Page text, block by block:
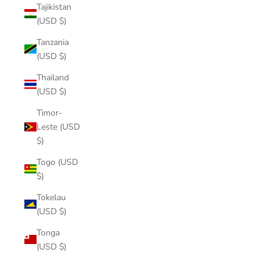
Tajikistan
(USD $)
Tanzania
(USD $)
Thailand
(USD $)
Timor-
Leste (USD
$)
Togo (USD
$)
Tokelau
(USD $)
Tonga
(USD $)